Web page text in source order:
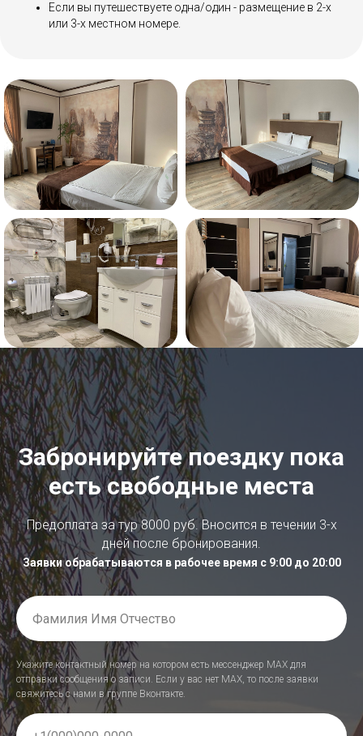
Если вы путешествуете одна/один - размещение в 2-х
или 3-х местном номере.
Забронируйте поездку пока
есть свободные места
Предоплата за тур 8000 руб. Вносится в течении 3-х
дней после бронирования.
Заявки обрабатываются в рабочее время с 9:00 до 20:00
Укажите контактный номер на котором есть мессенджер МАХ для
отправки сообщения о записи. Если у вас нет МАХ, то после заявки
свяжитесь с нами в группе Вконтакте.